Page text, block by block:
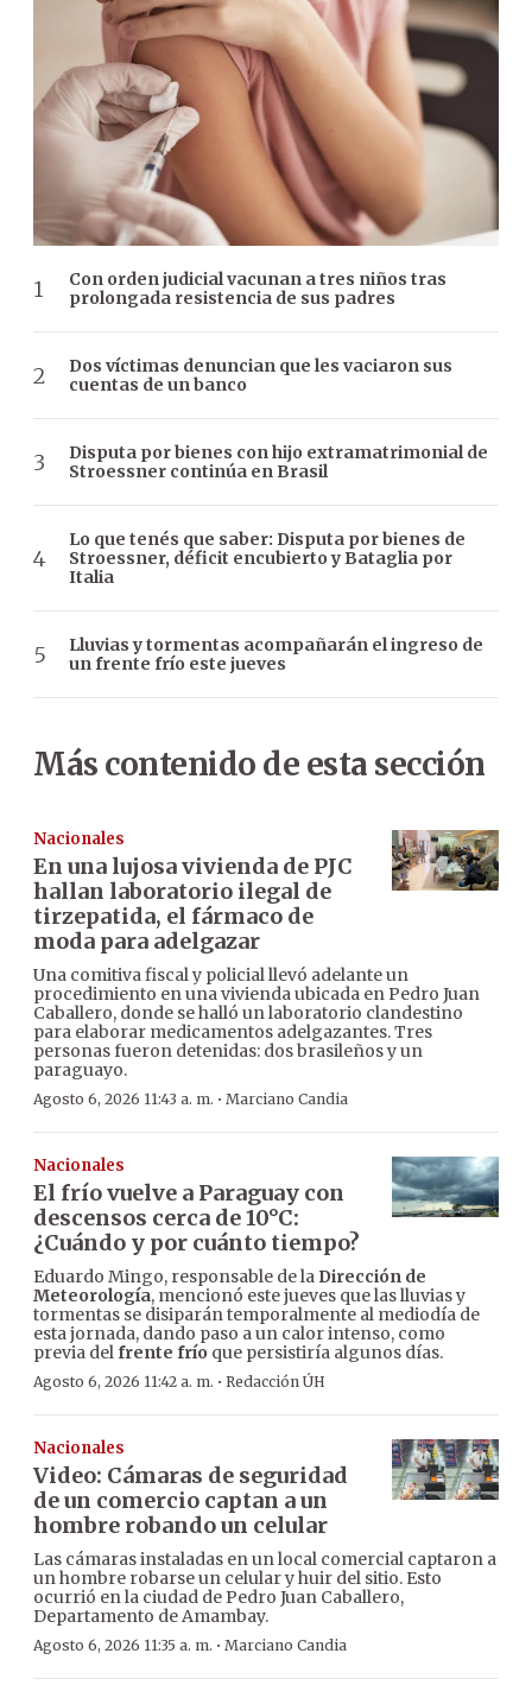
Con orden judicial vacunan a tres niños tras
prolongada resistencia de sus padres
Dos víctimas denuncian que les vaciaron sus
cuentas de un banco
Disputa por bienes con hijo extramatrimonial de
Stroessner continúa en Brasil
Lo que tenés que saber: Disputa por bienes de
Stroessner, déficit encubierto y Bataglia por
Italia
Lluvias y tormentas acompañarán el ingreso de
un frente frío este jueves
Más contenido de esta sección
Nacionales
En una lujosa vivienda de PJC
hallan laboratorio ilegal de
tirzepatida, el fármaco de
moda para adelgazar
Una comitiva fiscal y policial llevó adelante un
procedimiento en una vivienda ubicada en Pedro Juan
Caballero, donde se halló un laboratorio clandestino
para elaborar medicamentos adelgazantes. Tres
personas fueron detenidas: dos brasileños y un
paraguayo.
Agosto 6, 2026 11:43 a. m. · Marciano Candia
Nacionales
El frío vuelve a Paraguay con
descensos cerca de 10°C:
¿Cuándo y por cuánto tiempo?
Eduardo Mingo, responsable de la Dirección de
Meteorología, mencionó este jueves que las lluvias y
tormentas se disiparán temporalmente al mediodía de
esta jornada, dando paso a un calor intenso, como
previa delfrente frío que persistiría algunos días.
Agosto 6, 2026 11:42 a. m. · Redacción ÚH
Nacionales
Video: Cámaras de seguridad
de un comercio captan a un
hombre robando un celular
Las cámaras instaladas en un local comercial captaron a
un hombre robarse un celular y huir del sitio. Esto
ocurrió en la ciudad de Pedro Juan Caballero,
Departamento de Amambay.
Agosto 6, 2026 11:35 a. m. · Marciano Candia